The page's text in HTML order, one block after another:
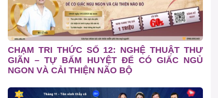
CHẠM TRI THỨC SỐ 12: NGHỆ THUẬT THƯ
GIÃN – TỰ BẤM HUYỆT ĐỂ CÓ GIẤC NGỦ
NGON VÀ CẢI THIỆN NÃO BỘ